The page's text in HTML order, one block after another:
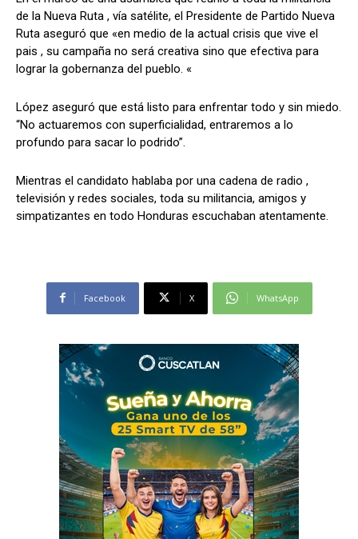
Comparta
Comparta
de la Nueva Ruta , vía satélite, el Presidente de Partido Nueva
Ruta aseguró que «en medio de la actual crisis que vive el
pais , su campaña no será creativa sino que efectiva para
lograr la gobernanza del pueblo. «
López aseguró que está listo para enfrentar todo y sin miedo.
“No actuaremos con superficialidad, entraremos a lo
profundo para sacar lo podrido”.
Mientras el candidato hablaba por una cadena de radio ,
televisión y redes sociales, toda su militancia, amigos y
simpatizantes en todo Honduras escuchaban atentamente.
Facebook X WhatsApp